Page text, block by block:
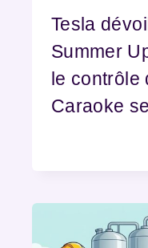
Tesla
Summer
le contrôle
Caraoke